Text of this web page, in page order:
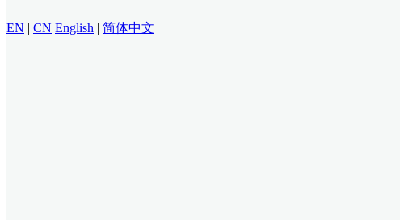
EN | CN English | 简体中文